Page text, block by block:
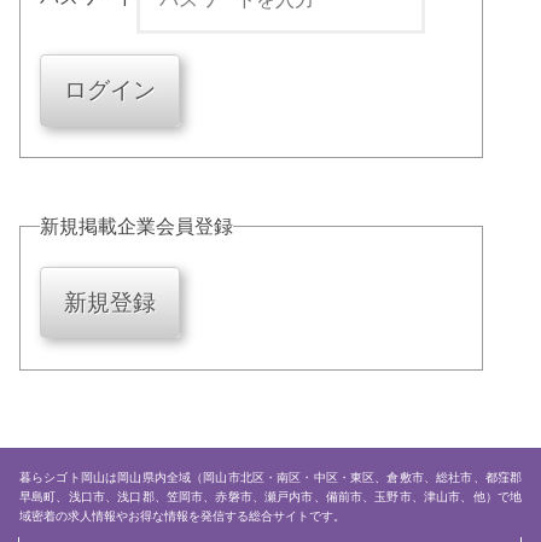
新規掲載企業会員登録
暮らシゴト岡山は岡山県内全域（岡山市北区・南区・中区・東区、倉敷市、総社市、都窪郡
早島町、浅口市、浅口郡、笠岡市、赤磐市、瀬戸内市、備前市、玉野市、津山市、他）で地
域密着の求人情報やお得な情報を発信する総合サイトです。